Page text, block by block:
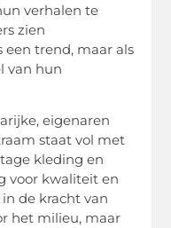
verhalen te
zien
trend, maar als
van hun
eigenaren
staat vol met
kleding en
voor kwaliteit en
de kracht van
het milieu, maar